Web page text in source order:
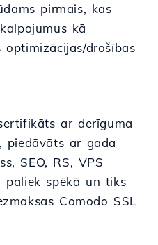
pirmais, kas
kā
optimizācijas/drošības
ar derīguma
piedāvāts ar gada
SEO, RS, VPS
paliek spēkā un tiks
Comodo SSL